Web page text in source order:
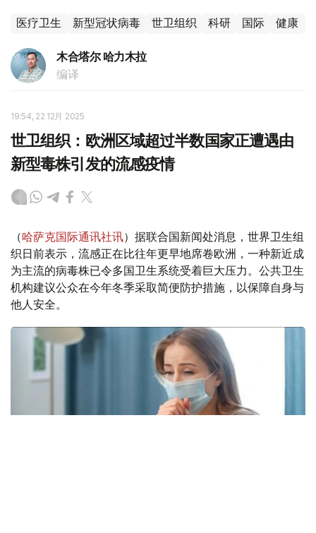
医疗卫生 新型冠状病毒 世卫组织 科研 国际 健康
木合塔尔 哈力木拉
编译
19:54, 22 12月 2025
世卫组织：欧洲区域超过半数国家正遭遇由
新型毒株引发的流感疫情
（哈萨克国际通讯社讯）据联合国新闻处消息，世界卫生组
织日前表示，流感正在比往年更早地席卷欧洲，一种新近成
为主流的病毒株已令多国卫生系统受着巨大压力。公共卫生
机构建议公众在今年冬季采取简便防护措施，以保障自身与
他人安全。